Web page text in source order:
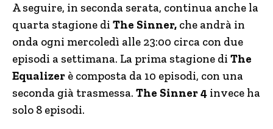
A seguire, in seconda serata, continua anche la
quarta stagione di The Sinner, che andrà in
onda ogni mercoledì alle 23:00 circa con due
episodi a settimana. La prima stagione di The
Equalizer è composta da 10 episodi, con una
seconda già trasmessa. The Sinner 4 invece ha
solo 8 episodi.